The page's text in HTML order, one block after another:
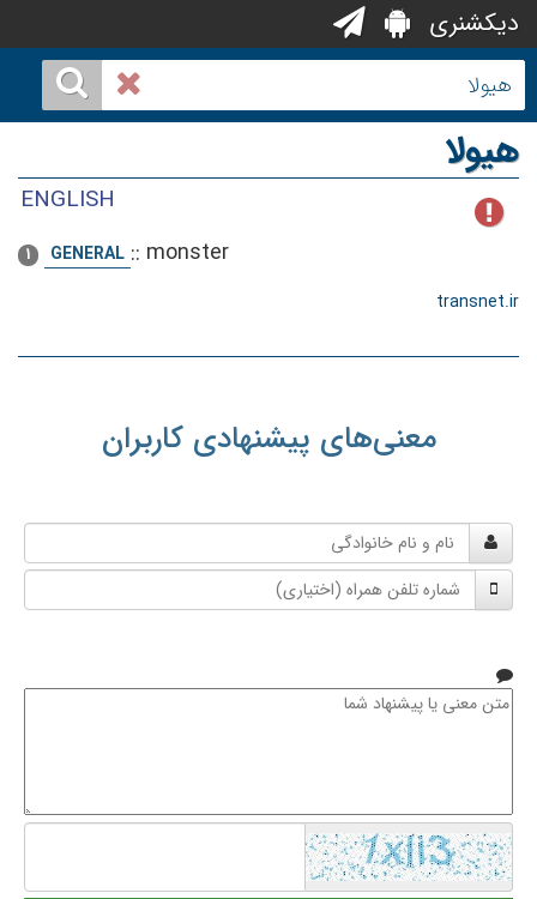
دیکشنری
هیولا
ENGLISH
1 GENERAL :: monster
transnet.ir
معنی‌های پیشنهادی کاربران
و
نام
خانوادگی
شماره
تلفن
متن